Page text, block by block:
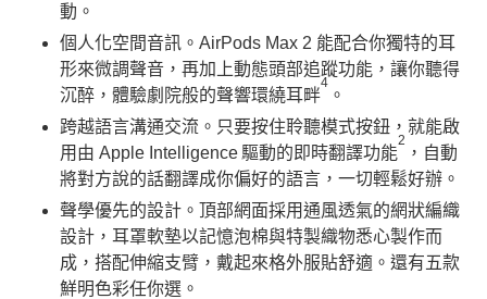
動。
個人化空間音訊。AirPods Max 2 能配合你獨特的耳
形來微調聲音，再加上動態頭部追蹤功能，讓你聽得
沉醉，體驗劇院般的聲響環繞耳畔
4
。
跨越語言溝通交流。只要按住聆聽模式按鈕，就能啟
用由 Apple Intelligence 驅動的即時翻譯功能
2
，自動
將對方說的話翻譯成你偏好的語言，一切輕鬆好辦。
聲學優先的設計。頂部網面採用通風透氣的網狀編織
設計，耳罩軟墊以記憶泡棉與特製織物悉心製作而
成，搭配伸縮支臂，戴起來格外服貼舒適。還有五款
鮮明色彩任你選。